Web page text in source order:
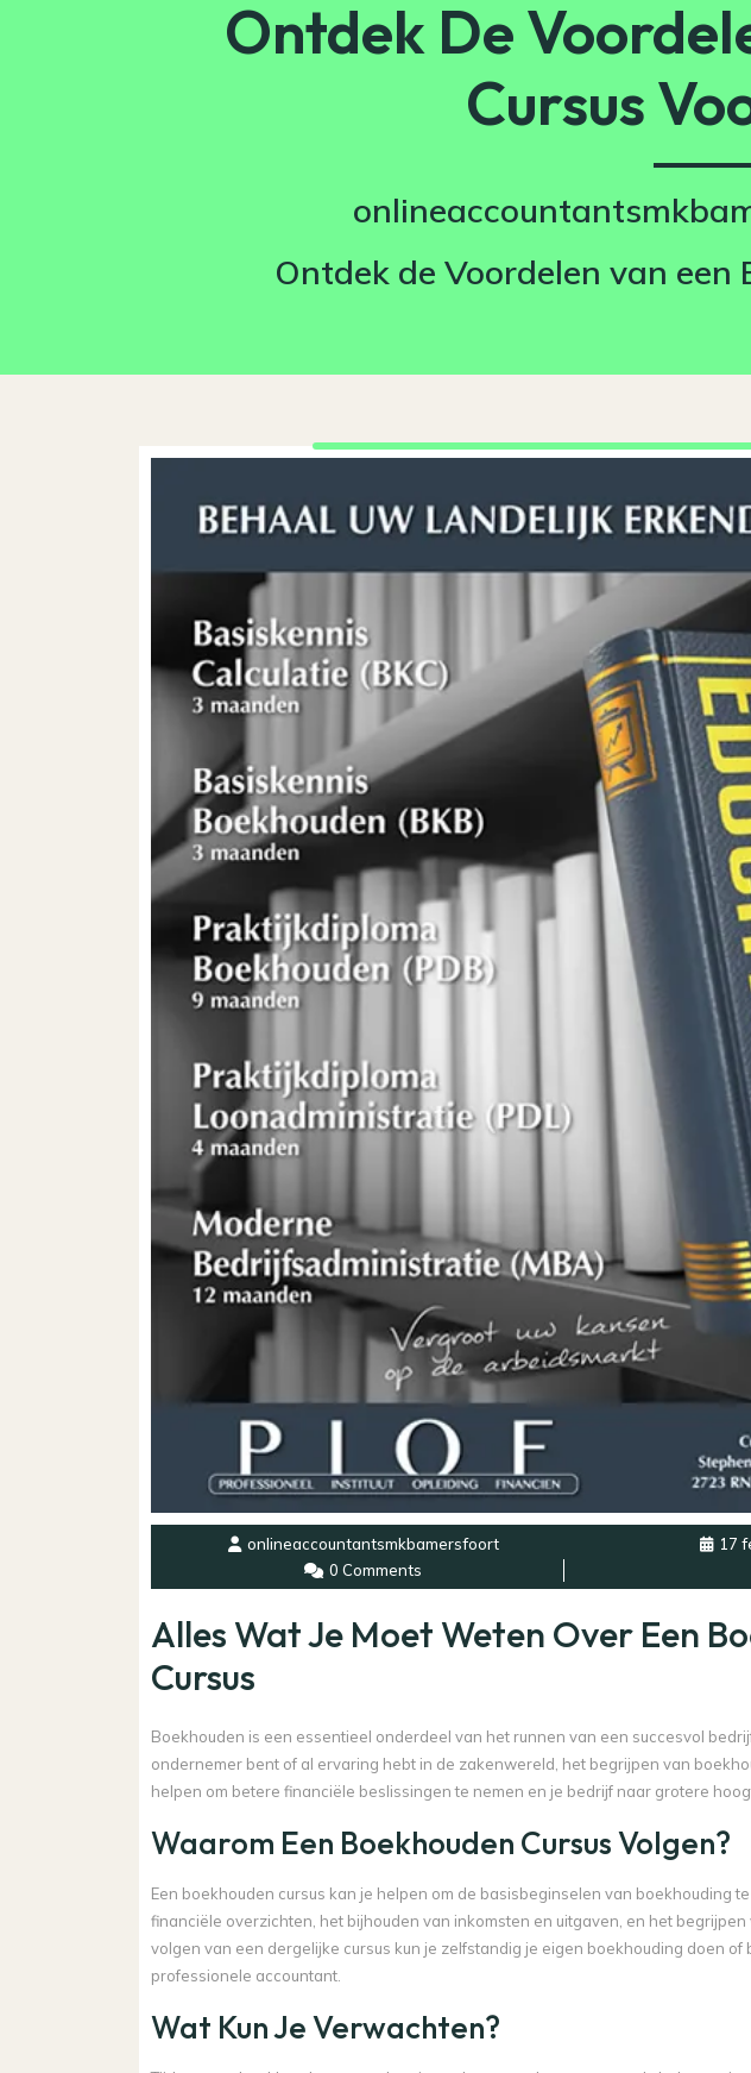
Ontdek De
Cursus
Ontdek de Voordelen van een
onlineaccountantsmkbamersfoort
17
0 Comments
Alles Wat Je Moet Weten Over Een
Cursus
Boekhouden is een essentieel onderdeel van het runnen van een succesvol
ondernemer bent of al ervaring hebt in de zakenwereld, het begrijpen van
helpen om betere financiële beslissingen te nemen en je bedrijf naar grotere
Waarom Een Boekhouden Cursus Volgen?
Een boekhouden cursus kan je helpen om de basisbeginselen van boekhouding
financiële overzichten, het bijhouden van inkomsten en uitgaven, en het
volgen van een dergelijke cursus kun je zelfstandig je eigen boekhouding doen
professionele accountant.
Wat Kun Je Verwachten?